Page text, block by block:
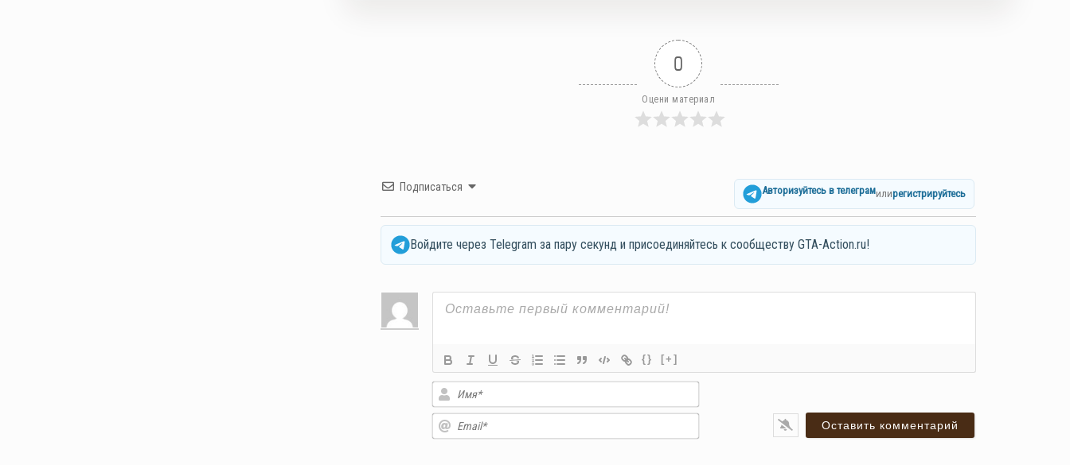
0
Оцени материал
Подписаться Авторизуйтесь в телеграмилирегистрируйтесь
Войдите через Telegram за пару секунд и присоединяйтесь к сообществу GTA-Action.ru!
{} [+]
Имя*
Email*